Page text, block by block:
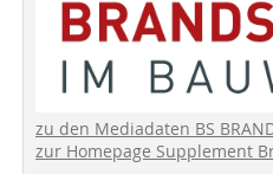
zu den Mediadaten BS
zur Homepage Supplement